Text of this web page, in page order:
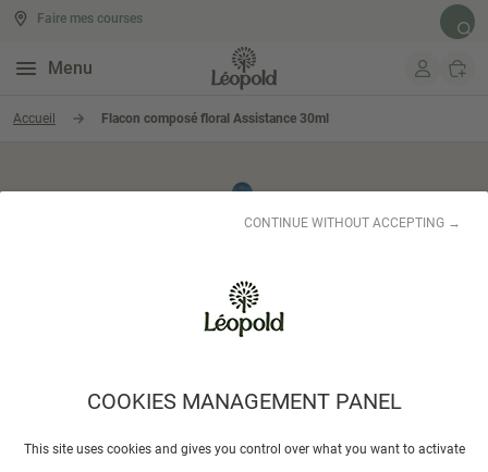
COOKIES MANAGEMENT PANEL
This site uses cookies and gives you control over what you want to activate
CONTINUE WITHOUT ACCEPTING →
Aller au contenu
Menu
Faire mes courses
Accueil Flacon composé floral Assistance 30ml
DEVA